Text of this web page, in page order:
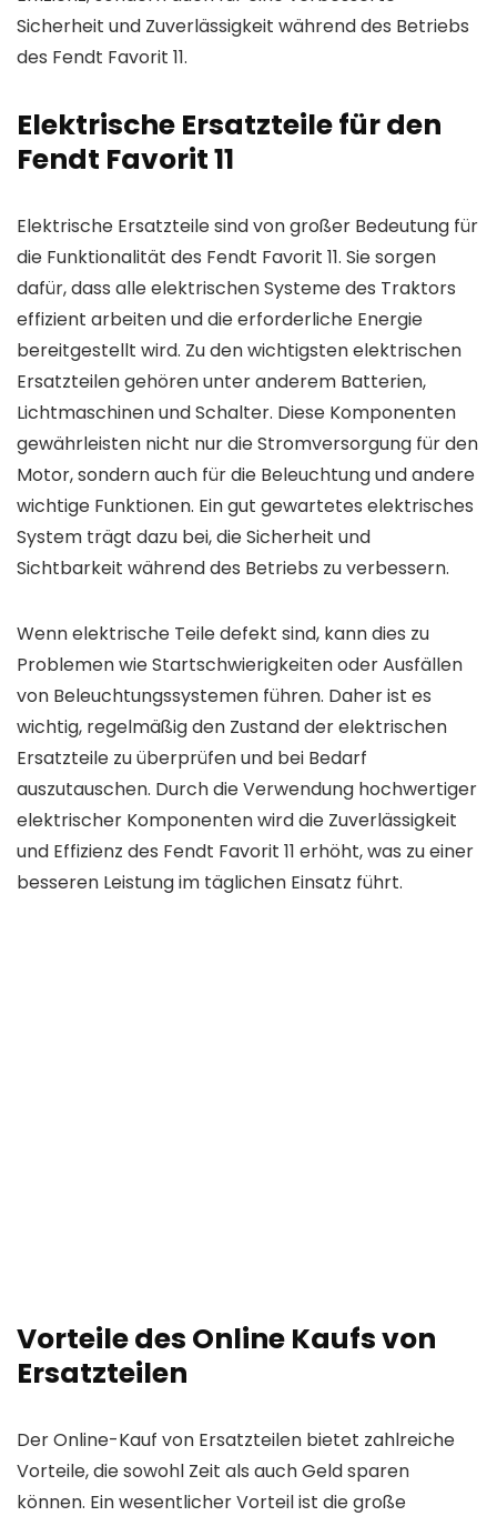
Sicherheit und Zuverlässigkeit während des Betriebs
des Fendt Favorit 11.
Elektrische Ersatzteile für den
Fendt Favorit 11
Elektrische Ersatzteile sind von großer Bedeutung für
die Funktionalität des Fendt Favorit 11. Sie sorgen
dafür, dass alle elektrischen Systeme des Traktors
effizient arbeiten und die erforderliche Energie
bereitgestellt wird. Zu den wichtigsten elektrischen
Ersatzteilen gehören unter anderem Batterien,
Lichtmaschinen und Schalter. Diese Komponenten
gewährleisten nicht nur die Stromversorgung für den
Motor, sondern auch für die Beleuchtung und andere
wichtige Funktionen. Ein gut gewartetes elektrisches
System trägt dazu bei, die Sicherheit und
Sichtbarkeit während des Betriebs zu verbessern.
Wenn elektrische Teile defekt sind, kann dies zu
Problemen wie Startschwierigkeiten oder Ausfällen
von Beleuchtungssystemen führen. Daher ist es
wichtig, regelmäßig den Zustand der elektrischen
Ersatzteile zu überprüfen und bei Bedarf
auszutauschen. Durch die Verwendung hochwertiger
elektrischer Komponenten wird die Zuverlässigkeit
und Effizienz des Fendt Favorit 11 erhöht, was zu einer
besseren Leistung im täglichen Einsatz führt.
Vorteile des Online Kaufs von
Ersatzteilen
Der Online-Kauf von Ersatzteilen bietet zahlreiche
Vorteile, die sowohl Zeit als auch Geld sparen
können. Ein wesentlicher Vorteil ist die große